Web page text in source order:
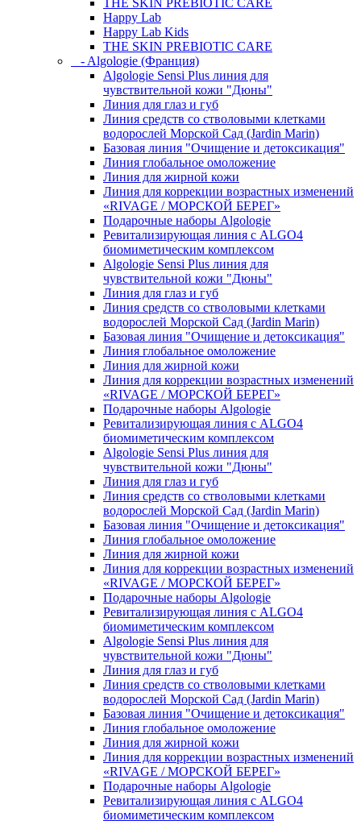
THE SKIN PREBIOTIC CARE
Happy Lab
Happy Lab Kids
THE SKIN PREBIOTIC CARE
- Algologie (Франция)
Algologie Sensi Plus линия для
чувcтвительной кожи "Дюны"
Линия для глаз и губ
Линия средств со стволовыми клетками
водорослей Морской Сад (Jardin Marin)
Базовая линия "Очищение и детоксикация"
Линия глобальное омоложение
Линия для жирной кожи
Линия для коррекции возрастных изменений
«RIVAGE / МОРСКОЙ БЕРЕГ»
Подарочные наборы Algologie
Ревитализирующая линия с ALGO4
биомиметическим комплексом
Algologie Sensi Plus линия для
чувcтвительной кожи "Дюны"
Линия для глаз и губ
Линия средств со стволовыми клетками
водорослей Морской Сад (Jardin Marin)
Базовая линия "Очищение и детоксикация"
Линия глобальное омоложение
Линия для жирной кожи
Линия для коррекции возрастных изменений
«RIVAGE / МОРСКОЙ БЕРЕГ»
Подарочные наборы Algologie
Ревитализирующая линия с ALGO4
биомиметическим комплексом
Algologie Sensi Plus линия для
чувcтвительной кожи "Дюны"
Линия для глаз и губ
Линия средств со стволовыми клетками
водорослей Морской Сад (Jardin Marin)
Базовая линия "Очищение и детоксикация"
Линия глобальное омоложение
Линия для жирной кожи
Линия для коррекции возрастных изменений
«RIVAGE / МОРСКОЙ БЕРЕГ»
Подарочные наборы Algologie
Ревитализирующая линия с ALGO4
биомиметическим комплексом
Algologie Sensi Plus линия для
чувcтвительной кожи "Дюны"
Линия для глаз и губ
Линия средств со стволовыми клетками
водорослей Морской Сад (Jardin Marin)
Базовая линия "Очищение и детоксикация"
Линия глобальное омоложение
Линия для жирной кожи
Линия для коррекции возрастных изменений
«RIVAGE / МОРСКОЙ БЕРЕГ»
Подарочные наборы Algologie
Ревитализирующая линия с ALGO4
биомиметическим комплексом